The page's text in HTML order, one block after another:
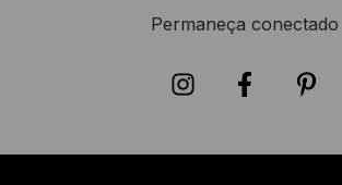
Permaneça conectado